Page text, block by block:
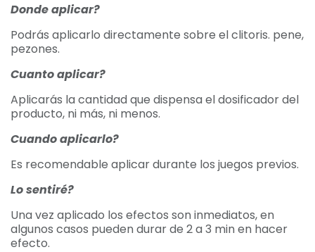
Donde aplicar?
Podrás aplicarlo directamente sobre el clitoris. pene,
pezones.
Cuanto aplicar?
Aplicarás la cantidad que dispensa el dosificador del
producto, ni más, ni menos.
Cuando aplicarlo?
Es recomendable aplicar durante los juegos previos.
Lo sentiré?
Una vez aplicado los efectos son inmediatos, en
algunos casos pueden durar de 2 a 3 min en hacer
efecto.